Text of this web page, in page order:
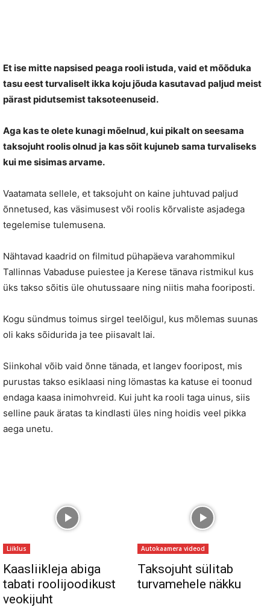
Et ise mitte napsised peaga rooli istuda, vaid et mõõduka
tasu eest turvaliselt ikka koju jõuda kasutavad paljud meist
pärast pidutsemist taksoteenuseid.
Aga kas te olete kunagi mõelnud, kui pikalt on seesama
taksojuht roolis olnud ja kas sõit kujuneb sama turvaliseks
kui me sisimas arvame.
Vaatamata sellele, et taksojuht on kaine juhtuvad paljud
õnnetused, kas väsimusest või roolis kõrvaliste asjadega
tegelemise tulemusena.
Nähtavad kaadrid on filmitud pühapäeva varahommikul
Tallinnas Vabaduse puiestee ja Kerese tänava ristmikul kus
üks takso sõitis üle ohutussaare ning niitis maha fooriposti.
Kogu sündmus toimus sirgel teelõigul, kus mõlemas suunas
oli kaks sõidurida ja tee piisavalt lai.
Siinkohal võib vaid õnne tänada, et langev fooripost, mis
purustas takso esiklaasi ning lömastas ka katuse ei toonud
endaga kaasa inimohvreid. Kui juht ka rooli taga uinus, siis
selline pauk äratas ta kindlasti üles ning hoidis veel pikka
aega unetu.
Liiklus
Kaasliikleja abiga
tabati roolijoodikust
veokijuht
Autokaamera videod
Taksojuht sülitab
turvamehele näkku